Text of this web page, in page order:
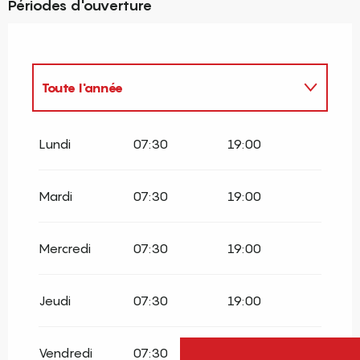
Périodes d'ouverture
Toute l'année
Lundi 07:30 19:00
Mardi 07:30 19:00
Mercredi 07:30 19:00
Jeudi 07:30 19:00
Vendredi 07:30